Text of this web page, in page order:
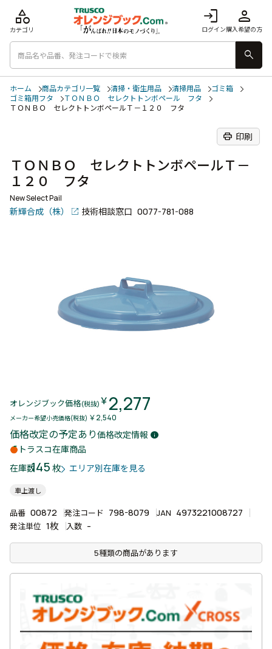
login
ログイン
person
購入希望の方
category
カテゴリ
search
ホーム 商品カテゴリ一覧 清掃・衛生用品 清掃用品
ゴミ箱
ゴミ箱用フタ
ＴＯＮＢＯ セレクトトンボペール フタ
ＴＯＮＢＯ セレクトトンボペールＴ－１２０ フタ
print 印刷
ＴＯＮＢＯ セレクトトンボペールＴ－
１２０ フタ
New Select Pail
新輝合成（株） 技術相談窓口 0077-781-088
オレンジブック価格(税抜) ￥2,277
メーカー希望小売価格(税抜) ￥2,540
価格改定の予定あり価格改定情報 info
トラスコ在庫商品
在庫数145枚 エリア別在庫を見る
車上渡し
品番 00872 発注コード 798-8079 JAN 4973221008727
発注単位 1枚 入数 -
5種類の商品があります